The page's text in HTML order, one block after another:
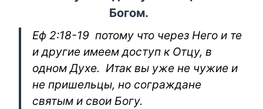
Богом.
Eф 2:18-19 потому что через Него и те
и другие имеем доступ к Отцу, в
одном Духе. Итак вы уже не чужие и
не пришельцы, но сограждане
святым и свои Богу.